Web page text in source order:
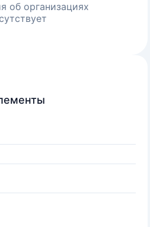
об организациях